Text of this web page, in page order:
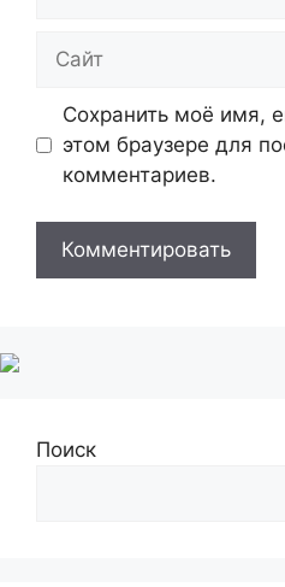
Сайт
Сохранить моё имя,
этом браузере для
комментариев.
Поиск